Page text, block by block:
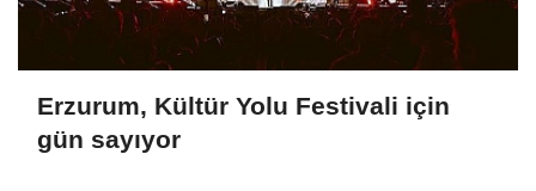
Erzurum, Kültür Yolu Festivali için
gün sayıyor